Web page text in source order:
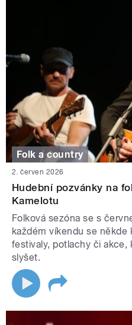
Folk a country
2. červen 2026
Hudební pozvánky na
Kamelotu
Folková sezóna se s
každém víkendu se někde
festivaly, potlachy či akce,
slyšet.